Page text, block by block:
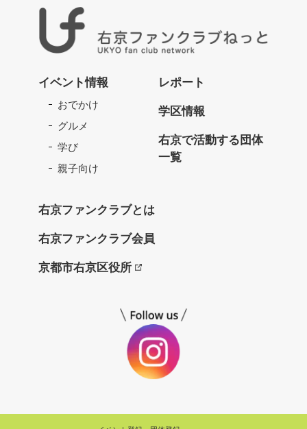
京
フ
と
イベント情報
おでかけ
グルメ
学び
親子向け
レポート
学区情報
右京で活動する団体
一覧
右京ファンクラブとは
右京ファンクラブ会員
京都市右京区役所